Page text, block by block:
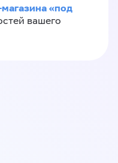
«под
вашего